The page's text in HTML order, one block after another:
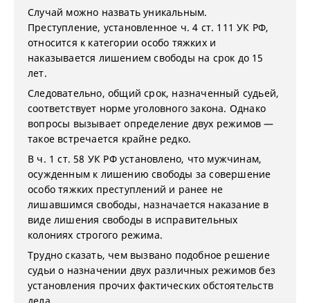
Случай можно назвать уникальным.
Преступление, установленное ч. 4 ст. 111 УК РФ,
относится к категории особо тяжких и
наказывается лишением свободы на срок до 15
лет.
Следовательно, общий срок, назначенный судьей,
соответствует норме уголовного закона. Однако
вопросы вызывает определение двух режимов —
такое встречается крайне редко.
В ч. 1 ст. 58 УК РФ установлено, что мужчинам,
осужденным к лишению свободы за совершение
особо тяжких преступлений и ранее не
лишавшимся свободы, назначается наказание в
виде лишения свободы в исправительных
колониях строгого режима.
Трудно сказать, чем вызвано подобное решение
судьи о назначении двух различных режимов без
установления прочих фактических обстоятельств